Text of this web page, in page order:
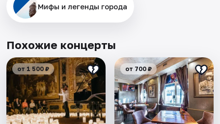
Мифы и легенды города
Похожие концерты
от 1 500 ₽ от 700 ₽